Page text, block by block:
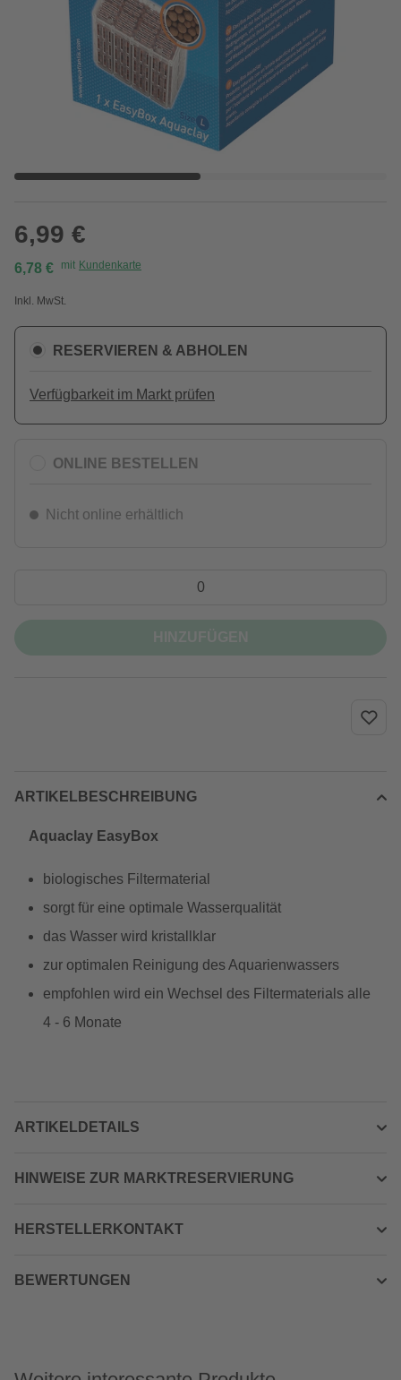
6,99 €
6,78 € mit Kundenkarte
Inkl. MwSt.
RESERVIEREN & ABHOLEN
Verfügbarkeit im Markt prüfen
ONLINE BESTELLEN
Nicht online erhältlich
ARTIKELBESCHREIBUNG
Aquaclay EasyBox
biologisches Filtermaterial
sorgt für eine optimale Wasserqualität
das Wasser wird kristallklar
zur optimalen Reinigung des Aquarienwassers
empfohlen wird ein Wechsel des Filtermaterials alle
4 - 6 Monate
ARTIKELDETAILS
HINWEISE ZUR MARKTRESERVIERUNG
HERSTELLERKONTAKT
BEWERTUNGEN